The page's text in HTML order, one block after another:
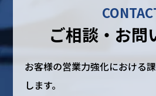
ご相談・お問
お客様の営業力強化における
します。